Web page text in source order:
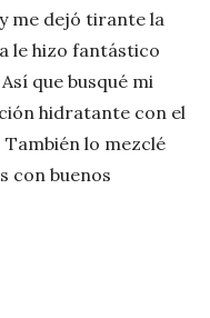
me dejó tirante la
le hizo fantástico
que busqué mi
hidratante con el
lo mezclé
con buenos